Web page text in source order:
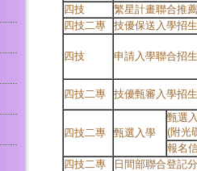
四技
繁星計畫聯合推
四技二專
技優保送入學招
四技 申請入學聯合招
四技二專 技優甄審入學招
四技二專 甄選入學
甄選
(附光
報名
四技二專
日間部聯合登記